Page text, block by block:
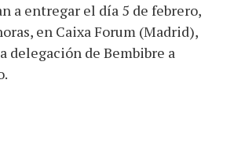
a entregar el día 5 de febrero,
en Caixa Forum (Madrid),
delegación de Bembibre a